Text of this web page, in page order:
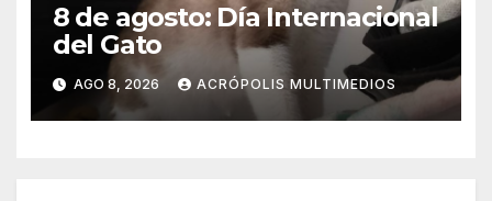
8 de agosto: Día Internacional
del Gato
AGO 8, 2026 ACRÓPOLIS MULTIMEDIOS